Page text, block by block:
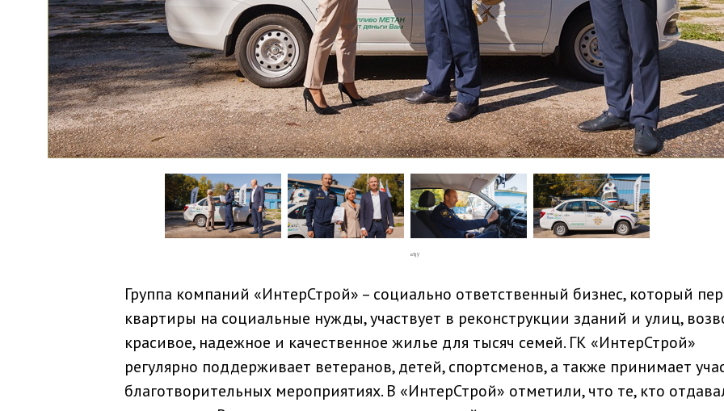
Группа компаний «ИнтерСтрой» – социально ответственный бизнес, который
квартиры на социальные нужды, участвует в реконструкции зданий и улиц,
красивое, надежное и качественное жилье для тысяч семей. ГК «ИнтерСтрой»
регулярно поддерживает ветеранов, детей, спортсменов, а также принимает
благотворительных мероприятиях. В «ИнтерСтрой» отметили, что те, кто